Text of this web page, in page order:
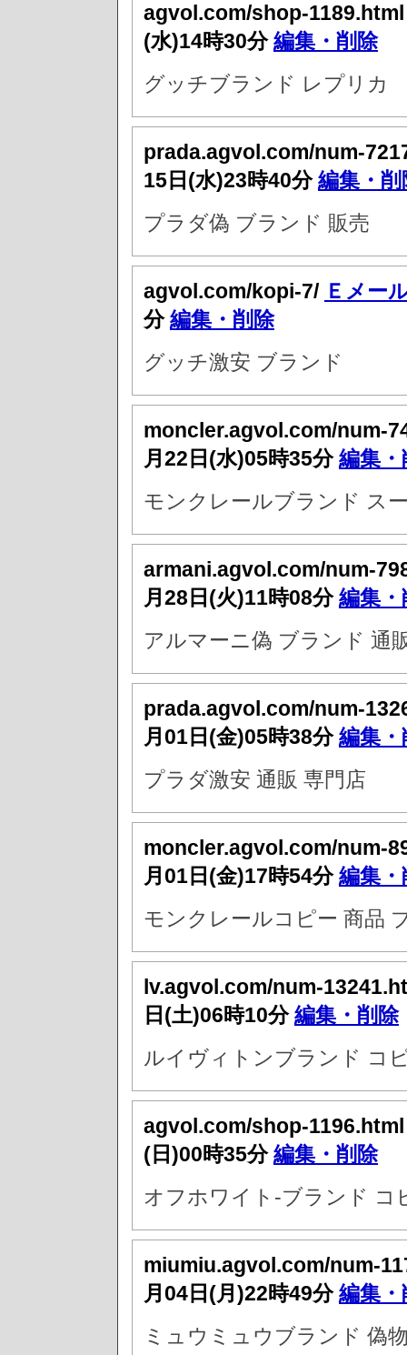
agvol.com/shop-
(水)14時30分編集・削除
グッチブランド レプリカ
prada.agvol.com/num-
15日(水)23時40分編集・削
プラダ偽 ブランド 販売
agvol.com/kopi-7/ Ｅメー
分編集・削除
グッチ激安 ブランド
moncler.agvol.com/num-
月22日(水)05時35分編集・
モンクレールブランド ス
armani.agvol.com/num-
月28日(火)11時08分編集・
アルマーニ偽 ブランド 通
prada.agvol.com/num-
月01日(金)05時38分編集・
プラダ激安 通販 専門店
moncler.agvol.com/num-
月01日(金)17時54分編集・
モンクレールコピー 商品
lv.agvol.com/num-
日(土)06時10分編集・削除
ルイヴィトンブランド コ
agvol.com/shop-
(日)00時35分編集・削除
オフホワイト-ブランド コ
miumiu.agvol.com/num-
月04日(月)22時49分編集・
ミュウミュウブランド 偽